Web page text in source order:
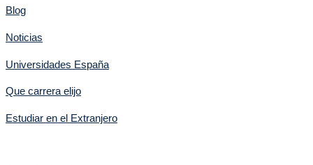
Blog
Noticias
Universidades España
Que carrera elijo
Estudiar en el Extranjero